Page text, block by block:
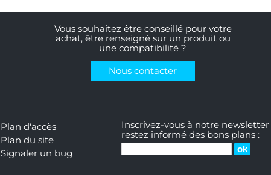
Vous souhaitez être conseillé pour votre
achat, être renseigné sur un produit ou
une compatibilité ?
Nous contacter
Plan d'accès
Plan du site
Signaler un bug
Inscrivez-vous à notre
restez informé des bons plans :